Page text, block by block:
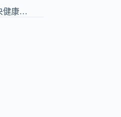
健康…